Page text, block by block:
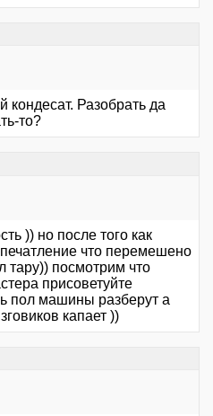
Разобрать да
то?
)) но после того как
что перемешено
тару)) посмотрим что
присоветуйте
пол машины разберут а
капает ))